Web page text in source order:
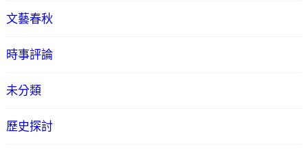
文藝春秋
時事評論
未分類
歷史探討